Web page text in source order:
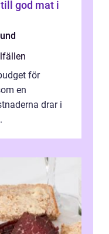
för
en
drar i